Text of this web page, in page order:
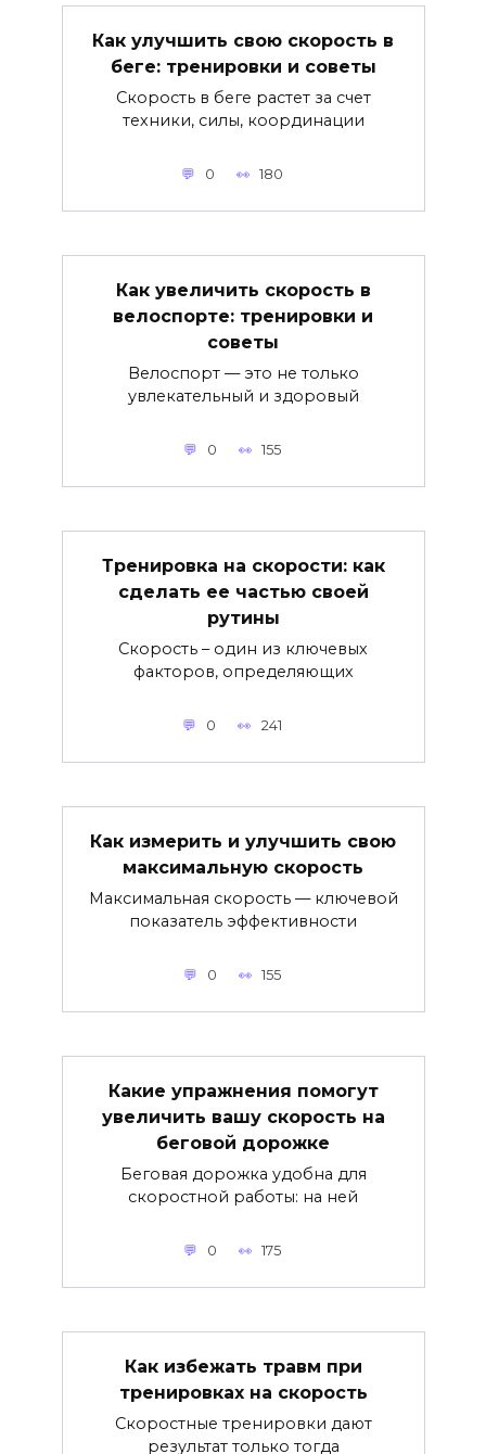
Как улучшить свою скорость в
беге: тренировки и советы
Скорость в беге растет за счет
техники, силы, координации
0 180
Как увеличить скорость в
велоспорте: тренировки и
советы
Велоспорт — это не только
увлекательный и здоровый
0 155
Тренировка на скорости: как
сделать ее частью своей
рутины
Скорость – один из ключевых
факторов, определяющих
0 241
Как измерить и улучшить свою
максимальную скорость
Максимальная скорость — ключевой
показатель эффективности
0 155
Какие упражнения помогут
увеличить вашу скорость на
беговой дорожке
Беговая дорожка удобна для
скоростной работы: на ней
0 175
Как избежать травм при
тренировках на скорость
Скоростные тренировки дают
результат только тогда